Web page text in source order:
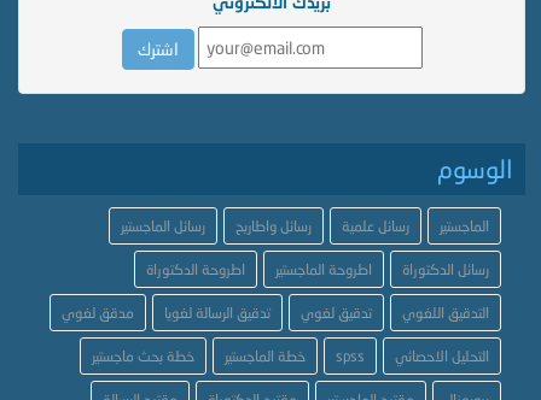
الوسوم
الماجستير رسائل علمية رسائل واطاريح رسائل الماجستير
رسائل الدكتوراة اطروحة الماجستير اطروحة الدكتوراة
التدقيق اللغوي تدقيق لغوي تدقيق الرسالة لغويا مدقق لغوي
التحليل الاحصائي spss خطة الماجستير خطة بحث ماجستير